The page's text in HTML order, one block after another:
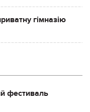
гімназію
фестиваль